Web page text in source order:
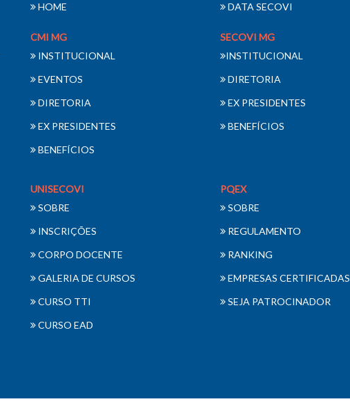
HOME DATA SECOVI
CMI MG
INSTITUCIONAL
EVENTOS
DIRETORIA
EX PRESIDENTES
BENEFÍCIOS
SECOVI MG
INSTITUCIONAL
DIRETORIA
EX PRESIDENTES
BENEFÍCIOS
UNISECOVI
SOBRE
INSCRIÇÕES
CORPO DOCENTE
GALERIA DE CURSOS
CURSO TTI
CURSO EAD
PQEX
SOBRE
REGULAMENTO
RANKING
EMPRESAS CERTIFICADAS
SEJA PATROCINADOR